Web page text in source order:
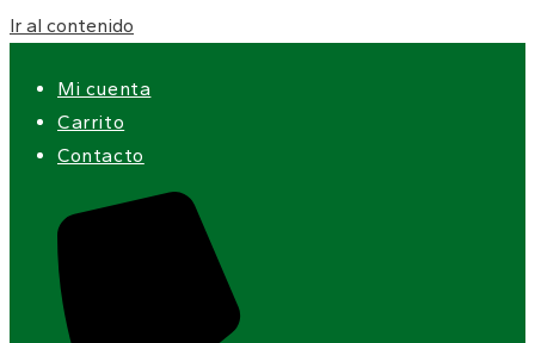
Ir al contenido
Mi cuenta
Carrito
Contacto